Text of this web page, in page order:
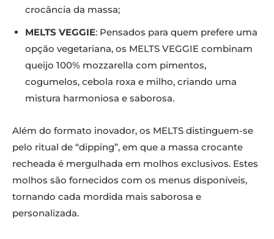
crocância da massa;
MELTS VEGGIE: Pensados para quem prefere uma
opção vegetariana, os MELTS VEGGIE combinam
queijo 100% mozzarella com pimentos,
cogumelos, cebola roxa e milho, criando uma
mistura harmoniosa e saborosa.
Além do formato inovador, os MELTS distinguem-se
pelo ritual de “dipping”, em que a massa crocante
recheada é mergulhada em molhos exclusivos. Estes
molhos são fornecidos com os menus disponíveis,
tornando cada mordida mais saborosa e
personalizada.